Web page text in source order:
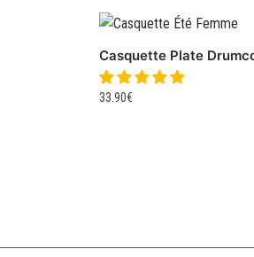
Casquette Plate
33.90€